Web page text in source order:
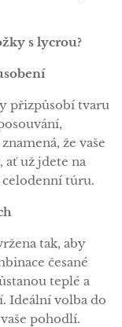
s lycrou?
přizpůsobí tvaru
že vaše
ať už jdete na
celodenní túru.
tak, aby
česané
teplé a
Ideální volba do
pohodlí.